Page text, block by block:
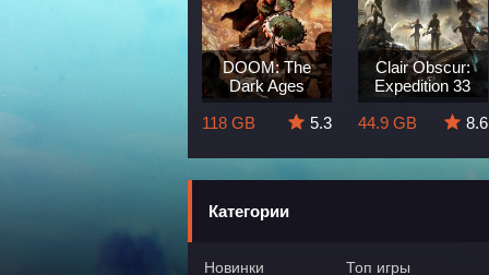
DOOM: The
Dark Ages
118 GB
5.3
Clair Obscur:
Expedition 33
44.9 GB
8.6
Категории
Новинки
Топ игры